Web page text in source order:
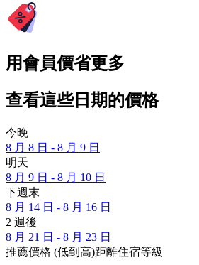
用會員價省更多
查看這些日期的價格
今晚
8 月 8 日 - 8 月 9 日
明天
8 月 9 日 - 8 月 10 日
下週末
8 月 14 日 - 8 月 16 日
2 週後
8 月 21 日 - 8 月 23 日
推薦價格 (低到高)距離住宿等級